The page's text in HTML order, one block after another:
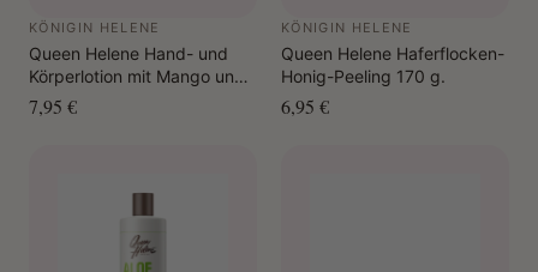
KÖNIGIN HELENE
Queen Helene Hand- und
Körperlotion mit Mango und
Kakaobutter, 946 ml
7,95 €
KÖNIGIN HELENE
Queen Helene Haferflocken-
Honig-Peeling 170 g.
6,95 €